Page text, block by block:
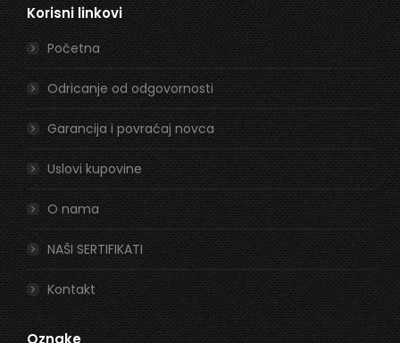
opens
in
new
window
opens
in
new
window
Korisni linkovi
Početna
Odricanje od odgovornosti
Garancija i povraćaj novca
Uslovi kupovine
O nama
NAŠI SERTIFIKATI
Kontakt
Oznake